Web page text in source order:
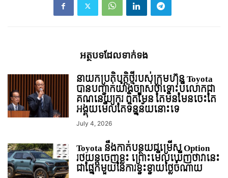
អត្ថបទ​ដែល​ទាក់ទង
នាយកប្រតិបត្តិថ្មីរបស់ក្រុមហ៊ុន Toyota
បានបញ្ជាក់យ៉ាងច្បាស់ថាទោះបីលោកជា
គណនេយ្យករ ពិតមែន តែមិនមែនចេះតែ
អង្គុយមើលតែទិន្នន័យនោះទេ
July 4, 2026
Toyota នឹងកាត់បន្ថយជម្រើស Option
រថយន្ដចេញខ្លះ ព្រោះមើលឃើញថាវានេះ
ជាផ្នែកមួយនៃការខ្ជះខ្ជាយថ្លៃចំណាយ